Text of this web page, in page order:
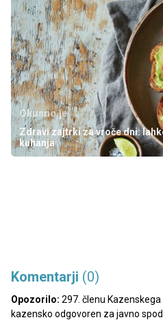
Okusno.je
Zdravi zajtrki za vroče dni:
kuhanja
Komentarji (0)
Opozorilo: 297. členu
kazensko odgovoren za javno